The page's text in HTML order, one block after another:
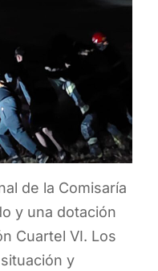
de la Comisaría
y una dotación
Cuartel VI. Los
y